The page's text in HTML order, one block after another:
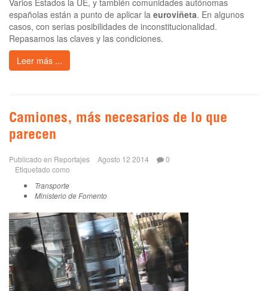
españolas están a punto de aplicar la euroviñeta. En algunos
casos, con serias posibilidades de inconstitucionalidad.
Repasamos las claves y las condiciones.
Leer más ...
Camiones, más necesarios de lo que
parecen
Publicado en Reportajes Agosto 12 2014
0
Etiquetado como
Transporte
Ministerio de Fomento